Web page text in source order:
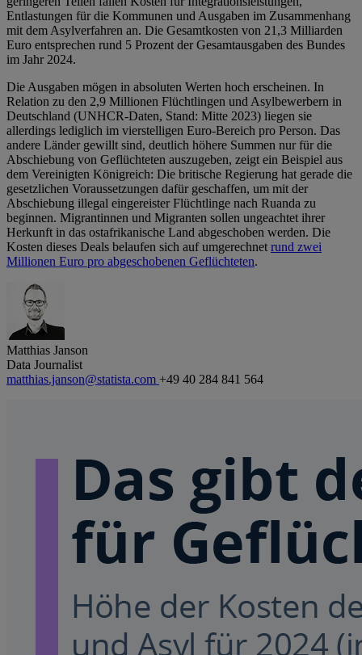
Entlastungen für die Kommunen und Ausgaben im Zusammenhang
mit dem Asylverfahren an. Die Gesamtkosten von 21,3 Milliarden
Euro entsprechen rund 5 Prozent der Gesamtausgaben des Bundes
im Jahr 2024.
Die Ausgaben mögen in absoluten Werten hoch erscheinen. In
Relation zu den 2,9 Millionen Flüchtlingen und Asylbewerbern in
Deutschland (UNHCR-Daten, Stand: Mitte 2023) liegen sie
allerdings lediglich im vierstelligen Euro-Bereich pro Person. Das
andere Länder gewillt sind, deutlich höhere Summen nur für die
Abschiebung von Geflüchteten auszugeben, zeigt ein Beispiel aus
dem Vereinigten Königreich: Die britische Regierung hat gerade die
gesetzlichen Voraussetzungen dafür geschaffen, um mit der
Abschiebung illegal eingereister Flüchtlinge nach Ruanda zu
beginnen. Migrantinnen und Migranten sollen ungeachtet ihrer
Herkunft in das ostafrikanische Land abgeschoben werden. Die
Kosten dieses Deals belaufen sich auf umgerechnetrund zwei
Millionen Euro pro abgeschobenen Geflüchteten.
Matthias Janson
Data Journalist
matthias.janson@statista.com +49 40 284 841 564